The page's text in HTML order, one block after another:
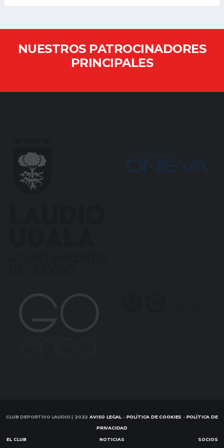
NUESTROS PATROCINADORES
PRINCIPALES
CLUB DEPORTIVO LAUDIO | 2022 AVISO LEGAL- POLÍTICA DE COOKIES - POLÍTICA DE
PRIVACIDAD
EL CLUB NOTICIAS SOCIOS